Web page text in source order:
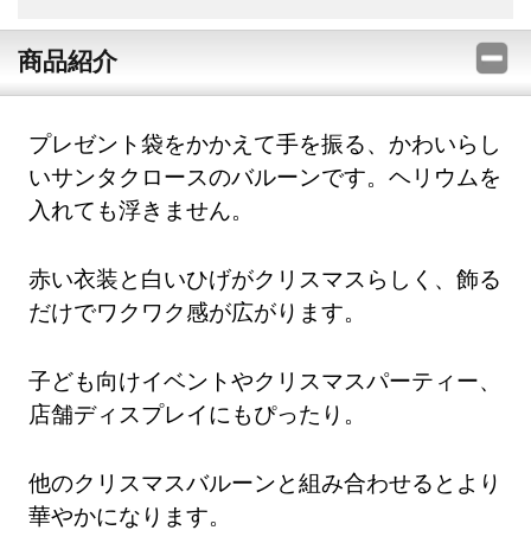
商品紹介
プレゼント袋をかかえて手を振る、かわいらし
いサンタクロースのバルーンです。ヘリウムを
入れても浮きません。
赤い衣装と白いひげがクリスマスらしく、飾る
だけでワクワク感が広がります。
子ども向けイベントやクリスマスパーティー、
店舗ディスプレイにもぴったり。
他のクリスマスバルーンと組み合わせるとより
華やかになります。